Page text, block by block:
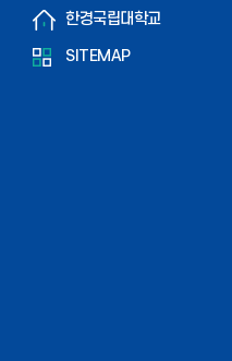
한경국립대학교
SITEMAP